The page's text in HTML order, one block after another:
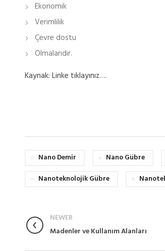
Ekonomik
Verimlilik
Çevre dostu
Olmalarıdır.
Kaynak: Linke tıklayınız….
Nano Demir Nano Gübre
Nanoteknolojik Gübre
NEWER
Madenler ve Kullanım Alanları